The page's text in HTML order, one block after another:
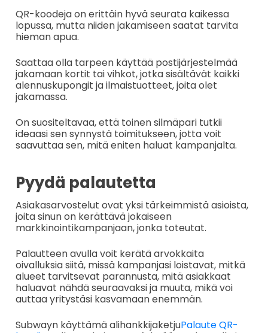
QR-koodeja on erittäin hyvä seurata kaikessa
lopussa, mutta niiden jakamiseen saatat tarvita
hieman apua.
Saattaa olla tarpeen käyttää postijärjestelmää
jakamaan kortit tai vihkot, jotka sisältävät kaikki
alennuskupongit ja ilmaistuotteet, joita olet
jakamassa.
On suositeltavaa, että toinen silmäpari tutkii
ideaasi sen synnystä toimitukseen, jotta voit
saavuttaa sen, mitä eniten haluat kampanjalta.
Pyydä palautetta
Asiakasarvostelut ovat yksi tärkeimmistä asioista,
joita sinun on kerättävä jokaiseen
markkinointikampanjaan, jonka toteutat.
Palautteen avulla voit kerätä arvokkaita
oivalluksia siitä, missä kampanjasi loistavat, mitkä
alueet tarvitsevat parannusta, mitä asiakkaat
haluavat nähdä seuraavaksi ja muuta, mikä voi
auttaa yritystäsi kasvamaan enemmän.
Subwayn käyttämä alihankkijaketjuPalaute QR-